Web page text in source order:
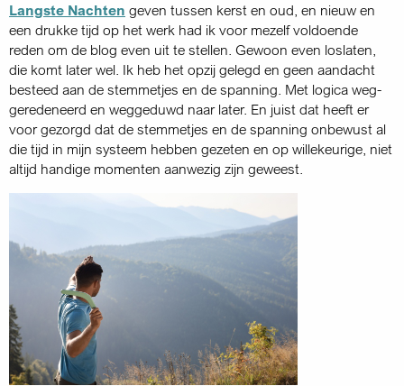
Langste Nachten geven tussen kerst en oud, en nieuw en
een drukke tijd op het werk had ik voor mezelf voldoende
reden om de blog even uit te stellen. Gewoon even loslaten,
die komt later wel. Ik heb het opzij gelegd en geen aandacht
besteed aan de stemmetjes en de spanning. Met logica weg­
geredeneerd en weggeduwd naar later. En juist dat heeft er
voor gezorgd dat de stemmetjes en de spanning onbewust al
die tijd in mijn systeem hebben gezeten en op willekeurige, niet
altijd handige momenten aanwezig zijn geweest.